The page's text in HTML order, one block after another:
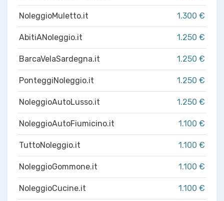
NoleggioMuletto.it 1.300 €
AbitiANoleggio.it 1.250 €
BarcaVelaSardegna.it 1.250 €
PonteggiNoleggio.it 1.250 €
NoleggioAutoLusso.it 1.250 €
NoleggioAutoFiumicino.it 1.100 €
TuttoNoleggio.it 1.100 €
NoleggioGommone.it 1.100 €
NoleggioCucine.it 1.100 €